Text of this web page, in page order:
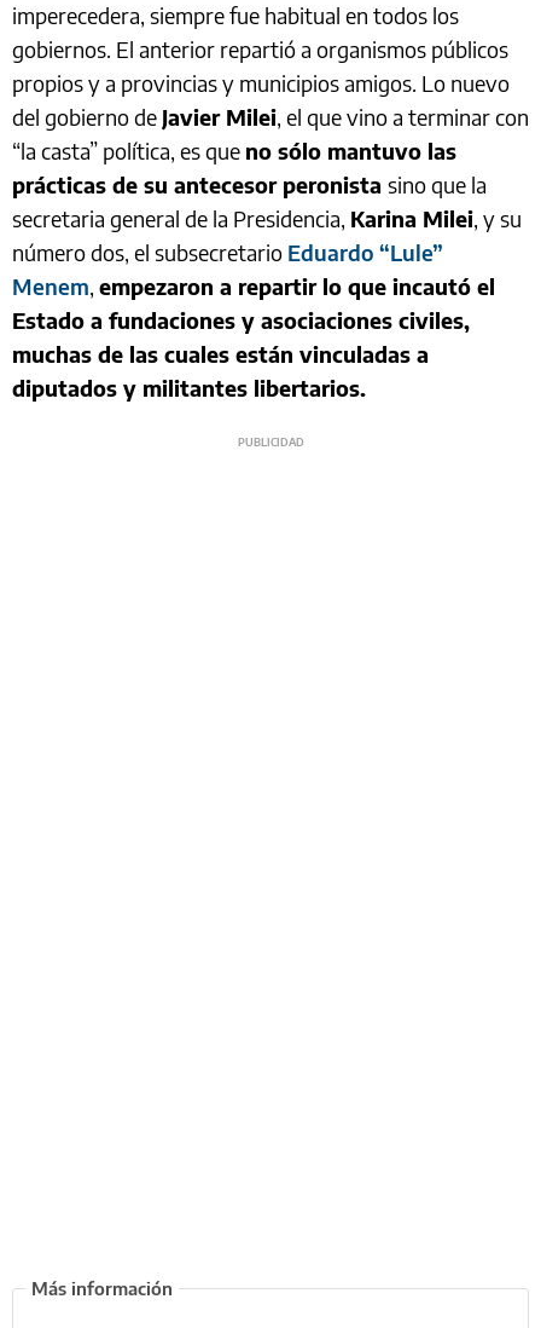
imperecedera, siempre fue habitual en todos los
gobiernos. El anterior repartió a organismos públicos
propios y a provincias y municipios amigos. Lo nuevo
del gobierno de Javier Milei, el que vino a terminar con
“la casta” política, es que no sólo mantuvo las
prácticas de su antecesor peronista sino que la
secretaria general de la Presidencia, Karina Milei, y su
número dos, el subsecretario Eduardo “Lule”
Menem, empezaron a repartir lo que incautó el
Estado a fundaciones y asociaciones civiles,
muchas de las cuales están vinculadas a
diputados y militantes libertarios.